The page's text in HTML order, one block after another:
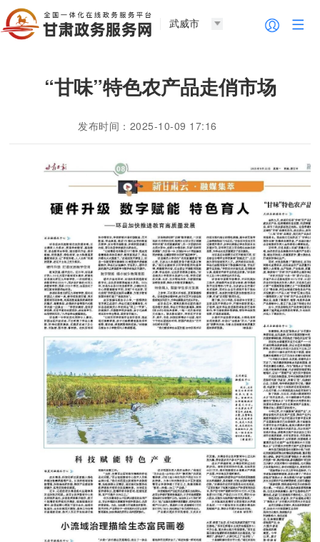
武威市
“甘味”特色农产品走俏市场
发布时间：2025-10-09 17:16